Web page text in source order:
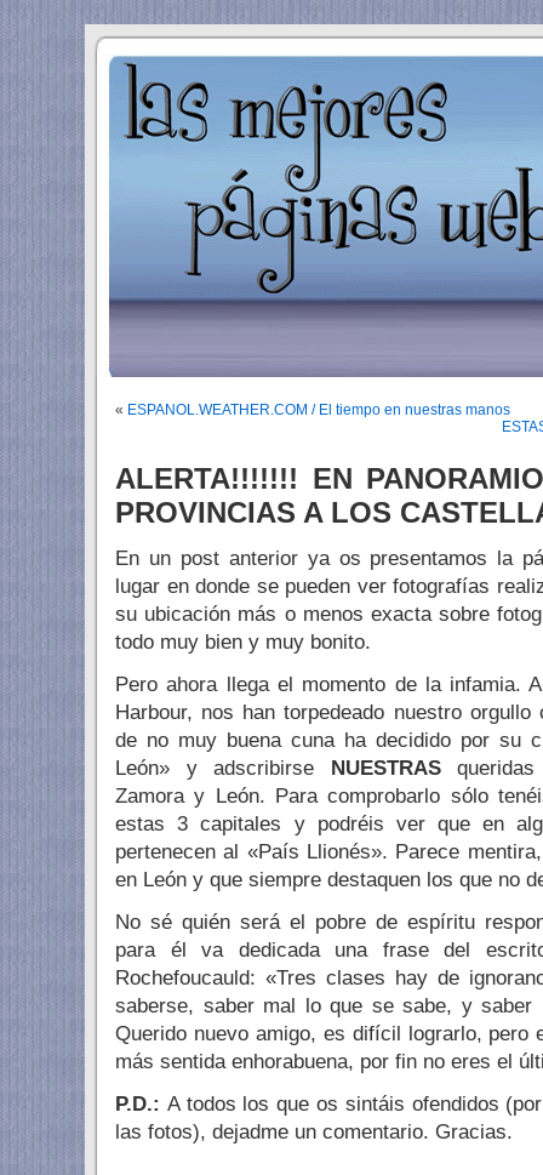
« ESPANOL.WEATHER.COM / El tiempo en nuestras manos
ALERTA!!!!!!! EN
PROVINCIAS A LOS
En un post anterior ya os presentamos la
lugar en donde se pueden ver fotografías
su ubicación más o menos exacta sobre
todo muy bien y muy bonito.
Pero ahora llega el momento de la infamia.
Harbour, nos han torpedeado nuestro orgullo
de no muy buena cuna ha decidido por su
León» y adscribirse NUESTRASqueridas
Zamora y León. Para comprobarlo sólo
estas 3 capitales y podréis ver que en
pertenecen al «País Llionés». Parece
en León y que siempre destaquen los que no
No sé quién será el pobre de espíritu
para él va dedicada una frase del
Rochefoucauld: «Tres clases hay de
saberse, saber mal lo que se sabe, y saber
Querido nuevo amigo, es difícil lograrlo, pero
más sentida enhorabuena, por fin no eres el
P.D.: A todos los que os sintáis ofendidos
las fotos), dejadme un comentario. Gracias.